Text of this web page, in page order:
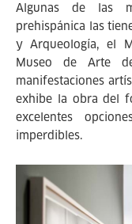
Algunas de las
prehispánica las
y Arqueología, el
Museo de Arte
manifestaciones
exhibe la obra del
excelentes
imperdibles.